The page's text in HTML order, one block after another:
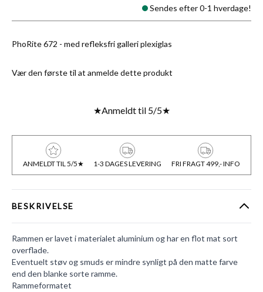
PhoRite 672 - med refleksfri galleri plexiglas
Vær den første til at anmelde dette produkt
Sendes efter 0-1 hverdage!
★Anmeldt til 5/5★
ANMELDT TIL 5/5★ 1-3 DAGES LEVERING FRI FRAGT 499,- INFO
BESKRIVELSE
Rammen er lavet i materialet aluminium og har en flot mat sort
overflade.
Eventuelt støv og smuds er mindre synligt på den matte farve
end den blanke sorte ramme.
Rammeformatet